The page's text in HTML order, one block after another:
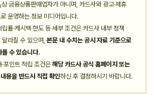
상 금융상품판매업자가 아니며, 카드사와 광고·제휴
운영하는 정보 미디어입니다.
립률·캐시백·한도 등 세부 조건은 카드사 내부 정책
달라질 수 있으며,본문 내 수치는 공시 자료 기준으로
를 수 있습니다.
포인트 적립 조건은 해당 카드사 공식 홈페이지 또는
용을 반드시 직접 확인하신 후 결정하시기 바랍니다.